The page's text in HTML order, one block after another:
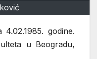
godine.
u Beogradu,